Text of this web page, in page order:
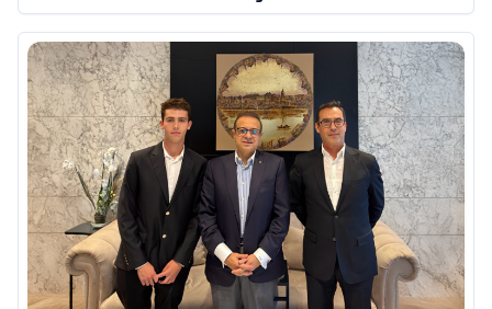
Savunma Sanayinde Küresel Vizyon
Vurgusu